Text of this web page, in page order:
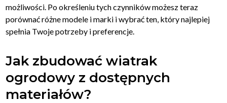
możliwości. Po określeniu tych czynników możesz teraz
porównać różne modele i marki i wybrać ten, który najlepiej
spełnia Twoje potrzeby i preferencje.
Jak zbudować wiatrak
ogrodowy z dostępnych
materiałów?